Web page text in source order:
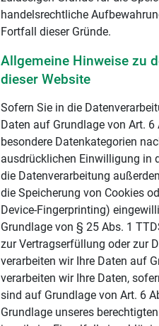
handelsrechtliche
Fortfall dieser Gründe.
Allgemeine Hinweise zu
dieser Website
Sofern Sie in die
Daten auf Grundlage von Art. 6
besondere Datenkategorien
ausdrücklichen Einwilligung in
die Datenverarbeitung
die Speicherung von Cookies
Device-Fingerprinting)
Grundlage von § 25 Abs. 1
zur Vertragserfüllung oder zur
verarbeiten wir Ihre Daten auf
verarbeiten wir Ihre Daten,
sind auf Grundlage von Art. 6
Grundlage unseres